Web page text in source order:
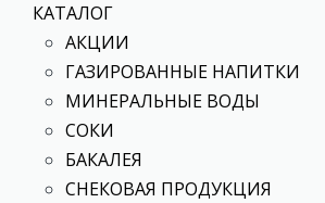
КАТАЛОГ
АКЦИИ
ГАЗИРОВАННЫЕ НАПИТКИ
МИНЕРАЛЬНЫЕ ВОДЫ
СОКИ
БАКАЛЕЯ
СНЕКОВАЯ ПРОДУКЦИЯ